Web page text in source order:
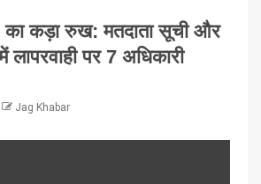
का कड़ा रुख: मतदाता सूची और
लापरवाही पर 7 अधिकारी
Jag Khabar